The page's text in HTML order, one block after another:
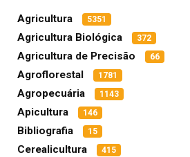
Agricultura 5351
Agricultura Biológica 372
Agricultura de Precisão 66
Agroflorestal 1781
Agropecuária 1143
Apicultura 146
Bibliografia 15
Cerealicultura 415